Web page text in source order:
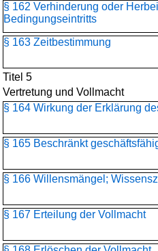
§ 162 Verhinderung oder
Bedingungseintritts
§ 163 Zeitbestimmung
Titel 5
Vertretung und Vollmacht
§ 164 Wirkung der Erklärung
§ 165 Beschränkt
§ 166 Willensmängel;
§ 167 Erteilung der Vollmacht